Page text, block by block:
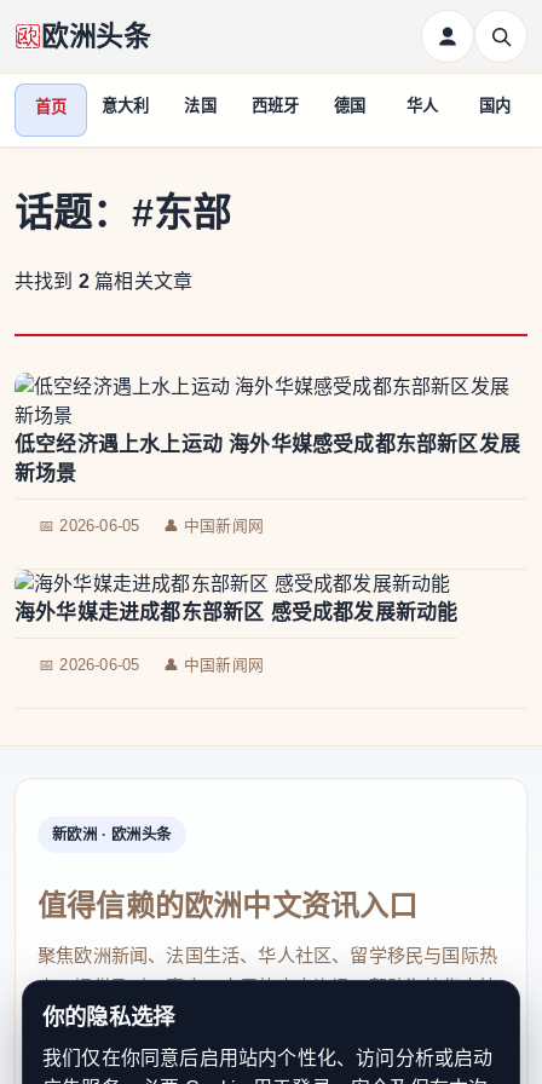
欧洲头条
首页 意大利 法国 西班牙 德国 华人 国内
话题： #东部
共找到 2 篇相关文章
低空经济遇上水上运动 海外华媒感受成都东部新区发展
新场景
📅 2026-06-05 👤 中国新闻网
海外华媒走进成都东部新区 感受成都发展新动能
📅 2026-06-05 👤 中国新闻网
新欧洲 · 欧洲头条
值得信赖的欧洲中文资讯入口
聚焦欧洲新闻、法国生活、华人社区、留学移民与国际热
点，提供及时、真实、实用的中文资讯，帮助海外华人快
速了解欧洲动态。
contact@xinouzhou.com
你的隐私选择
我们仅在你同意后启用站内个性化、访问分析或启动